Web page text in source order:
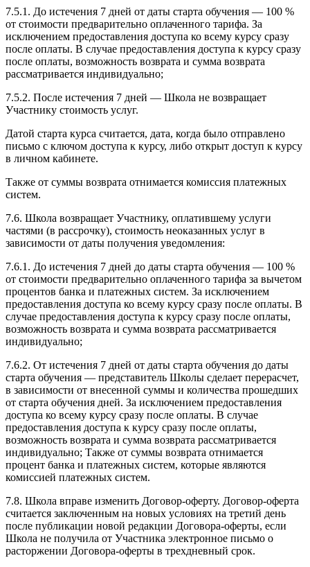
7.5.1. До истечения 7 дней от даты старта обучения — 100 %
от стоимости предварительно оплаченного тарифа. За
исключением предоставления доступа ко всему курсу сразу
после оплаты. В случае предоставления доступа к курсу сразу
после оплаты, возможность возврата и сумма возврата
рассматривается индивидуально;
7.5.2. После истечения 7 дней — Школа не возвращает
Участнику стоимость услуг.
Датой старта курса считается, дата, когда было отправлено
письмо с ключом доступа к курсу, либо открыт доступ к курсу
в личном кабинете.
Также от суммы возврата отнимается комиссия платежных
систем.
7.6. Школа возвращает Участнику, оплатившему услуги
частями (в рассрочку), стоимость неоказанных услуг в
зависимости от даты получения уведомления:
7.6.1. До истечения 7 дней до даты старта обучения — 100 %
от стоимости предварительно оплаченного тарифа за вычетом
процентов банка и платежных систем. За исключением
предоставления доступа ко всему курсу сразу после оплаты. В
случае предоставления доступа к курсу сразу после оплаты,
возможность возврата и сумма возврата рассматривается
индивидуально;
7.6.2. От истечения 7 дней от даты старта обучения до даты
старта обучения — представитель Школы сделает перерасчет,
в зависимости от внесенной суммы и количества прошедших
от старта обучения дней. За исключением предоставления
доступа ко всему курсу сразу после оплаты. В случае
предоставления доступа к курсу сразу после оплаты,
возможность возврата и сумма возврата рассматривается
индивидуально; Также от суммы возврата отнимается
процент банка и платежных систем, которые являются
комиссией платежных систем.
7.8. Школа вправе изменить Договор-оферту. Договор-оферта
считается заключенным на новых условиях на третий день
после публикации новой редакции Договора-оферты, если
Школа не получила от Участника электронное письмо о
расторжении Договора-оферты в трехдневный срок.